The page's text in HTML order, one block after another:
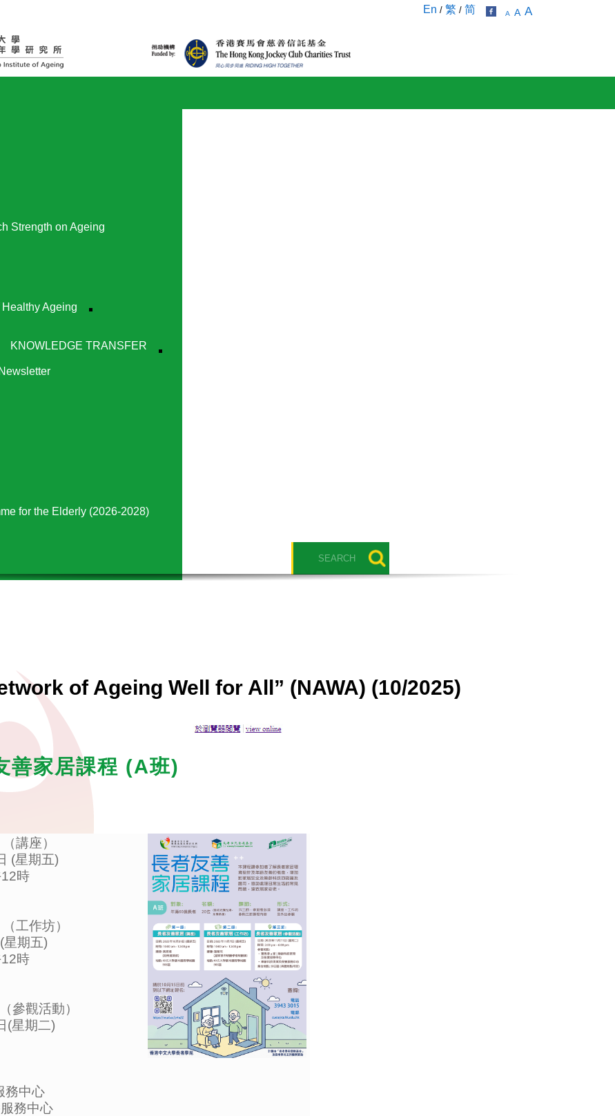
A A A
En / 繁 / 简
Strength on Ageing
Ageing
KNOWLEDGE TRANSFER
Newsletter
for the Elderly (2026-2028)
of Ageing Well for All” (NAWA) (10/2025)
善家居課程 (A班)
講座）
(星期五)
時
工作坊）
星期五)
時
參觀活動）
(星期二)
務中心
務中心